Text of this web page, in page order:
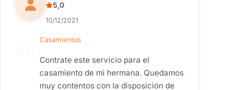
5,0
10/12/2021
Casamientos
Contrate este servicio para el
casamiento de mi hermana. Quedamos
muy contentos con la disposición de